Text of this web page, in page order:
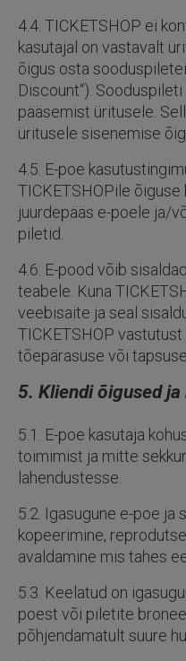
4.4. TICKETSHOP ei
kasutajal on vastavalt
õigus osta
Discount“).
pääsemist üritusele.
üritusele sisenemise
4.5. E-poe
TICKETSHOPile
juurdepääs e-poele ja/
piletid.
4.6. E-pood võib
teabele. Kuna
veebisaite ja seal
TICKETSHOP
tõepärasuse või
5. Kliendi õigused
5.1. E-poe kasutaja
toimimist ja mitte
lahendustesse.
5.2. Igasugune e-poe ja
kopeerimine,
avaldamine mis tahes
5.3. Keelatud on
poest või piletite
põhjendamatult suure